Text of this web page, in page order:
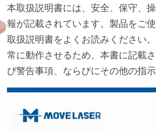
本取扱説明書には、安全、保守、
報が記載されています。製品をご
取扱説明書をよくお読みください
常に動作させるため、本書に記載
び警告事項、ならびにその他の指